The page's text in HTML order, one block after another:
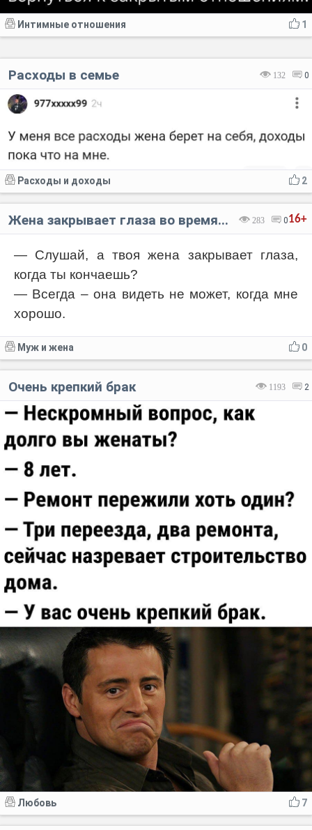
1
Интимные отношения
132 0
Расходы в семье
2
Расходы и доходы
16+
283 0
Жена закрывает глаза во время...
— Слушай, а твоя жена закрывает глаза,
когда ты кончаешь?
— Всегда – она видеть не может, когда мне
хорошо.
0
Муж и жена
1193 2
Очень крепкий брак
7
Любовь